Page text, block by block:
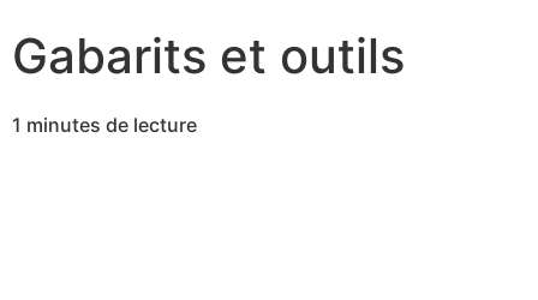
Gabarits et outils
1 minutes de lecture